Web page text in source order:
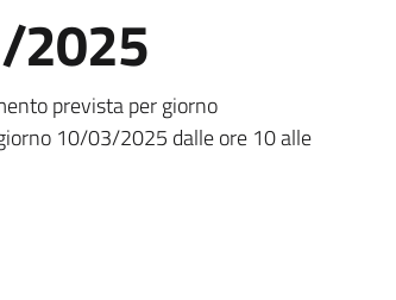
2025
prevista per giorno
10/03/2025 dalle ore 10 alle